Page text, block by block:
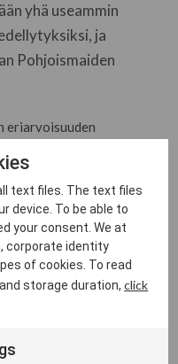
yhä useammin
ja
Pohjoismaiden
eriarvoisuuden
sadasosaa, joiden
muiden ryhmien
paikallaan. Yhä
osan
ammatilliseen
perspektiivissä,
text files. The text files
device. To be able to
your consent. We at
corporate identity
of cookies. To read
storage duration,click